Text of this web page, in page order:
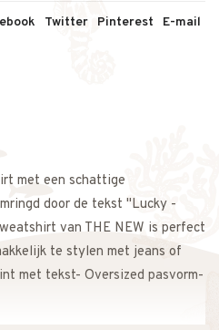
Twitter Pinterest E-mail
met een schattige
door de tekst "Lucky -
van THE NEW is perfect
te stylen met jeans of
met tekst- Oversized pasvorm-